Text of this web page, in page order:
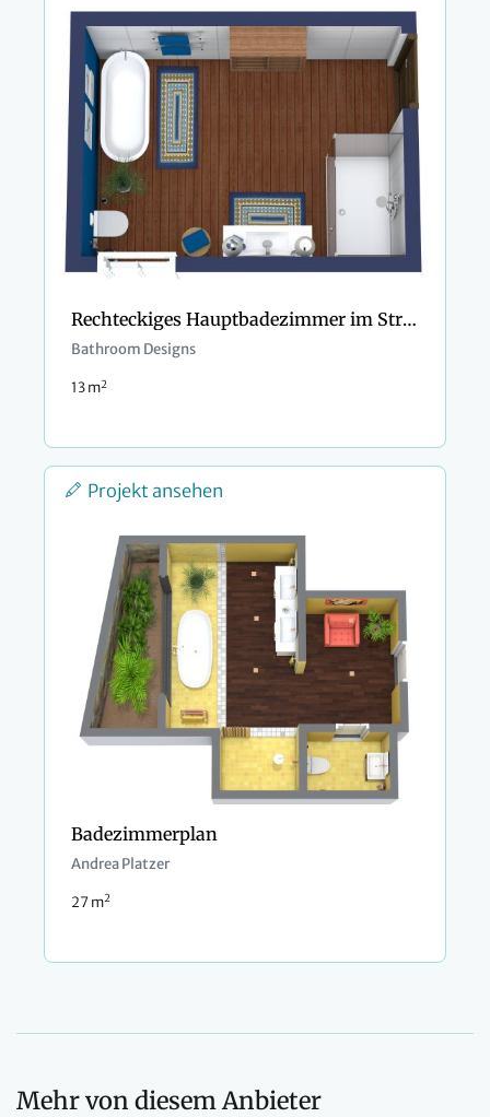
Rechteckiges Hauptbadezimmer im Strandstil
Bathroom Designs
13 m2
Projekt ansehen
Badezimmerplan
Andrea Platzer
27 m2
Mehr von diesem Anbieter